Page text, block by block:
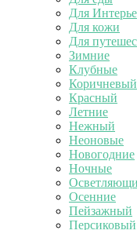
Для
Для кожи
Для
Зимние
Клубные
Коричневый
Красный
Летние
Нежный
Неоновые
Новогодние
Ночные
Осенние
Пейзажный
Персиковый